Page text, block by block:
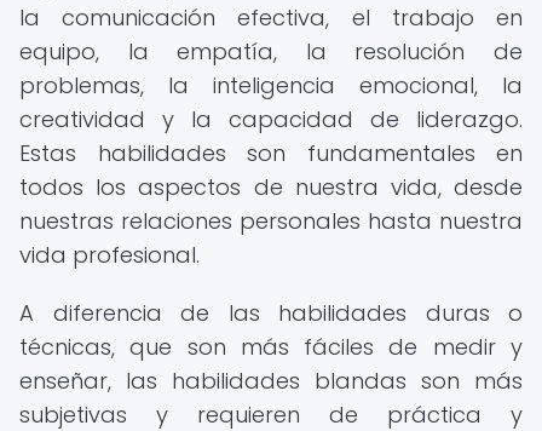
la comunicación efectiva, el trabajo en
equipo, la empatía, la resolución de
problemas, la inteligencia emocional, la
creatividad y la capacidad de liderazgo.
Estas habilidades son fundamentales en
todos los aspectos de nuestra vida, desde
nuestras relaciones personales hasta nuestra
vida profesional.
A diferencia de las habilidades duras o
técnicas, que son más fáciles de medir y
enseñar, las habilidades blandas son más
subjetivas y requieren de práctica y